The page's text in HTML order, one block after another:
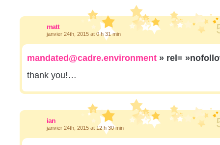
matt
janvier 24th, 2015 at 0 h 31 min
mandated@cadre.environment » rel=
thank you!…
ian
janvier 24th, 2015 at 12 h 30 min